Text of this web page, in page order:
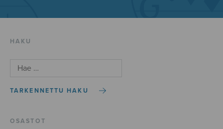
HAKU
TARKENNETTU HAKU
OSASTOT